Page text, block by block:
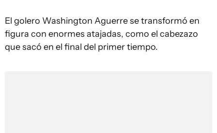
El golero Washington Aguerre se transformó en
figura con enormes atajadas, como el cabezazo
que sacó en el final del primer tiempo.